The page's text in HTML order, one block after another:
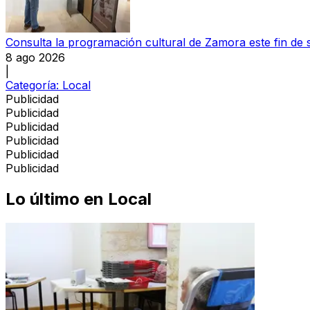
Consulta la programación cultural de Zamora este fin de
8 ago 2026
Categoría: Local
Publicidad
Publicidad
Publicidad
Publicidad
Publicidad
Publicidad
Lo último en Local